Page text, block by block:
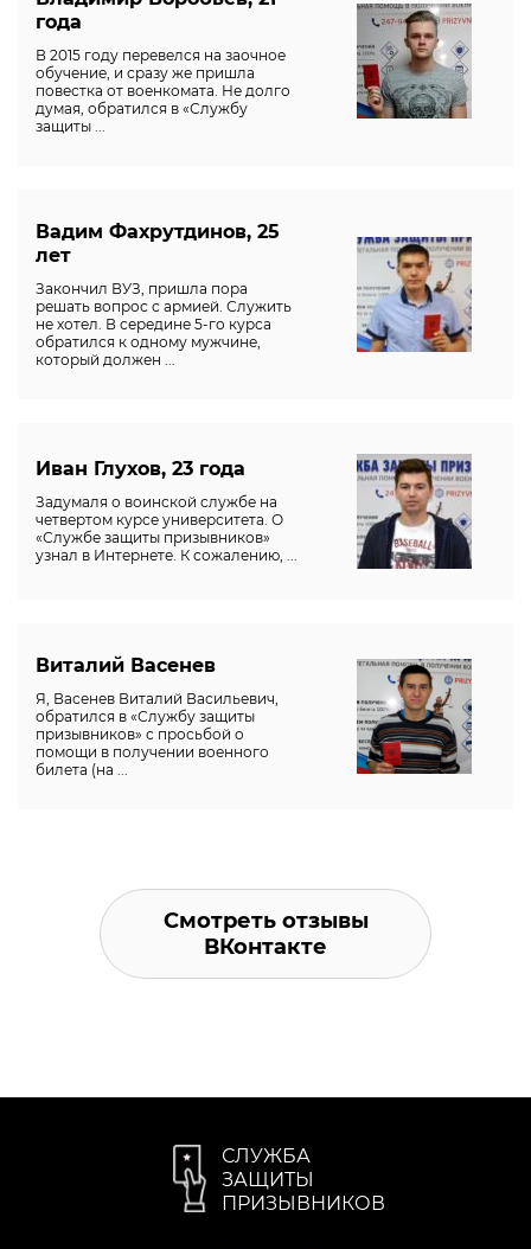
года
В 2015 году перевелся на заочное
обучение, и сразу же пришла
повестка от военкомата. Не долго
думая, обратился в «Службу
защиты ...
Вадим Фахрутдинов, 25
лет
Закончил ВУЗ, пришла пора
решать вопрос с армией. Служить
не хотел. В середине 5-го курса
обратился к одному мужчине,
который должен ...
Иван Глухов, 23 года
Задумаля о воинской службе на
четвертом курсе университета. О
«Службе защиты призывников»
узнал в Интернете. К сожалению, ...
Виталий Васенев
Я, Васенев Виталий Васильевич,
обратился в «Службу защиты
призывников» с просьбой о
помощи в получении военного
билета (на ...
Смотреть отзывы
ВКонтакте
СЛУЖБА
ЗАЩИТЫ
ПРИЗЫВНИКОВ